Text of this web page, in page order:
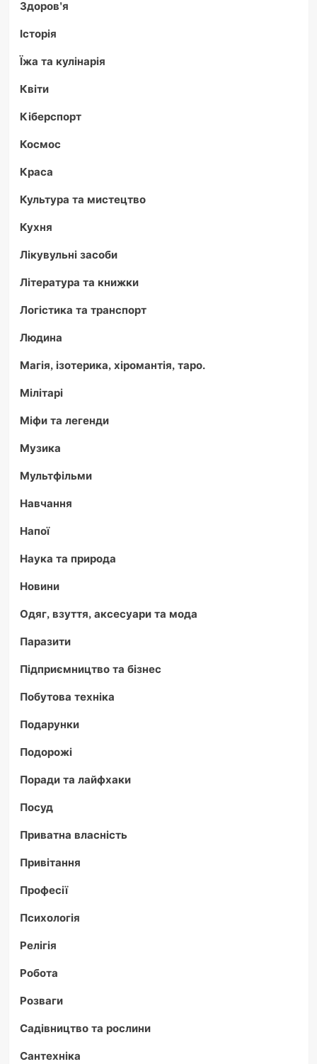
Здоров'я
Історія
Їжа та кулінарія
Квіти
Кіберспорт
Космос
Краса
Культура та мистецтво
Кухня
Лікувульні засоби
Література та книжки
Логістика та транспорт
Людина
Магія, ізотерика, хіромантія, таро.
Мілітарі
Міфи та легенди
Музика
Мультфільми
Навчання
Напої
Наука та природа
Новини
Одяг, взуття, аксесуари та мода
Паразити
Підприємництво та бізнес
Побутова техніка
Подарунки
Подорожі
Поради та лайфхаки
Посуд
Приватна власність
Привітання
Професії
Психологія
Релігія
Робота
Розваги
Садівництво та рослини
Сантехніка